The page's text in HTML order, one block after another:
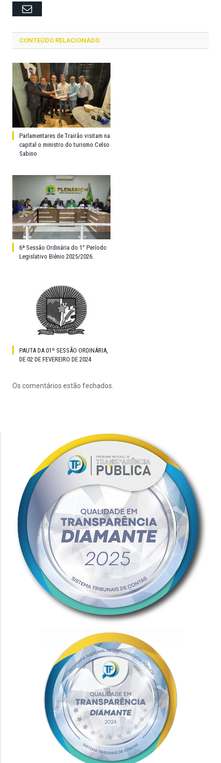
Email
CONTEÚDO RELACIONADO
Parlamentares de Trairão visitam na
capital o ministro do turismo Celso
Sabino
6ª Sessão Ordinária do 1° Período
Legislativo Biênio 2025/2026.
PAUTA DA 01º SESSÃO ORDINÁRIA,
DE 02 DE FEVEREIRO DE 2024
Os comentários estão fechados.